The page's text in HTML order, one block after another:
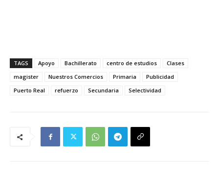
TAGS Apoyo Bachillerato centro de estudios
Clases
magister
Nuestros Comercios Primaria
Publicidad
Puerto Real
refuerzo Secundaria Selectividad